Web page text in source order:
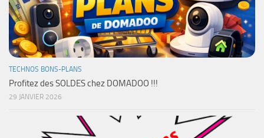
TECHNOS BONS-PLANS
Profitez des SOLDES chez DOMADOO !!!
29 JANVIER 2026